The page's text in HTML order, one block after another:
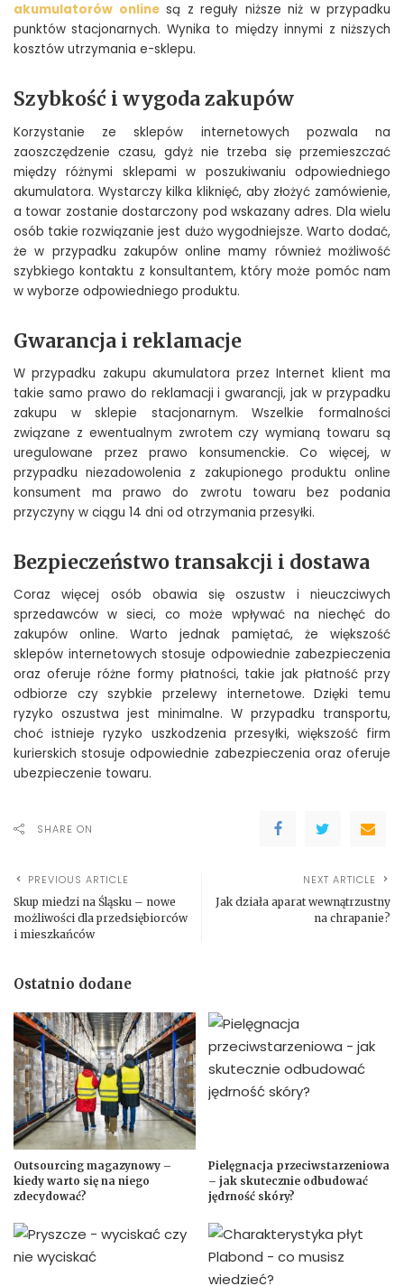
akumulatorów onlinesą z reguły niższe niż w przypadku
punktów stacjonarnych. Wynika to między innymi z niższych
kosztów utrzymania e-sklepu.
Szybkość i wygoda zakupów
Korzystanie ze sklepów internetowych pozwala na
zaoszczędzenie czasu, gdyż nie trzeba się przemieszczać
między różnymi sklepami w poszukiwaniu odpowiedniego
akumulatora. Wystarczy kilka kliknięć, aby złożyć zamówienie,
a towar zostanie dostarczony pod wskazany adres. Dla wielu
osób takie rozwiązanie jest dużo wygodniejsze. Warto dodać,
że w przypadku zakupów online mamy również możliwość
szybkiego kontaktu z konsultantem, który może pomóc nam
w wyborze odpowiedniego produktu.
Gwarancja i reklamacje
W przypadku zakupu akumulatora przez Internet klient ma
takie samo prawo do reklamacji i gwarancji, jak w przypadku
zakupu w sklepie stacjonarnym. Wszelkie formalności
związane z ewentualnym zwrotem czy wymianą towaru są
uregulowane przez prawo konsumenckie. Co więcej, w
przypadku niezadowolenia z zakupionego produktu online
konsument ma prawo do zwrotu towaru bez podania
przyczyny w ciągu 14 dni od otrzymania przesyłki.
Bezpieczeństwo transakcji i dostawa
Coraz więcej osób obawia się oszustw i nieuczciwych
sprzedawców w sieci, co może wpływać na niechęć do
zakupów online. Warto jednak pamiętać, że większość
sklepów internetowych stosuje odpowiednie zabezpieczenia
oraz oferuje różne formy płatności, takie jak płatność przy
odbiorze czy szybkie przelewy internetowe. Dzięki temu
ryzyko oszustwa jest minimalne. W przypadku transportu,
choć istnieje ryzyko uszkodzenia przesyłki, większość firm
kurierskich stosuje odpowiednie zabezpieczenia oraz oferuje
ubezpieczenie towaru.
SHARE ON
PREVIOUS ARTICLE
Skup miedzi na Śląsku – nowe
możliwości dla przedsiębiorców
i mieszkańców
NEXT ARTICLE
Jak działa aparat wewnątrzustny
na chrapanie?
Ostatnio dodane
Outsourcing magazynowy –
kiedy warto się na niego
zdecydować?
Pielęgnacja przeciwstarzeniowa
– jak skutecznie odbudować
jędrność skóry?